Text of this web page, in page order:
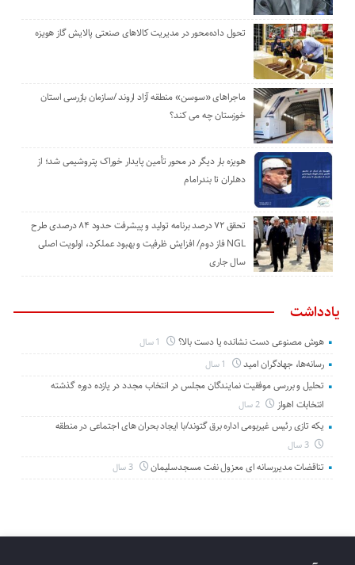
تحول داده‌محور در مدیریت کالاهای صنعتی پالایش گاز هویزه
ماجراهای «سوسن» منطقه آزاد اروند /سازمان بازرسی استان
خوزستان چه می کند؟
هویزه بار دیگر در محور تأمین پایدار خوراک پتروشیمی شد؛ از
دهلران تا بندرامام
تحقق ۷۲ درصد برنامه تولید و پیشرفت حدود ۸۴ درصدی طرح
NGL فاز دوم/ افزایش ظرفیت و بهبود عملکرد، اولویت اصلی
سال جاری
یادداشت
هوش مصنوعی دست نشانده یا دست بالا؟
رسانه‌ها، جهادگران امید
تحلیل و بررسی موفقیت نمایندگان مجلس در انتخاب مجدد در یازده دوره گذشته
انتخابات اهواز
2 سال
یکه تازی رئیس غیربومی اداره برق گتوند/با ایجاد بحران های اجتماعی در منطقه
3 سال
تناقضات مدیررسانه ای معزول نفت مسجدسلیمان 3 سال